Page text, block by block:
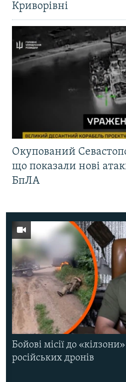
Криворівні
Окупований
що показали нові
БпЛА
Бойові місії до
російських дронів